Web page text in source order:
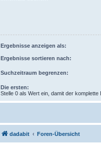
Ergebnisse anzeigen als:
Ergebnisse sortieren nach:
Suchzeitraum begrenzen:
Die ersten:
Stelle 0 als Wert ein, damit der komplette
dadabit Foren-Übersicht